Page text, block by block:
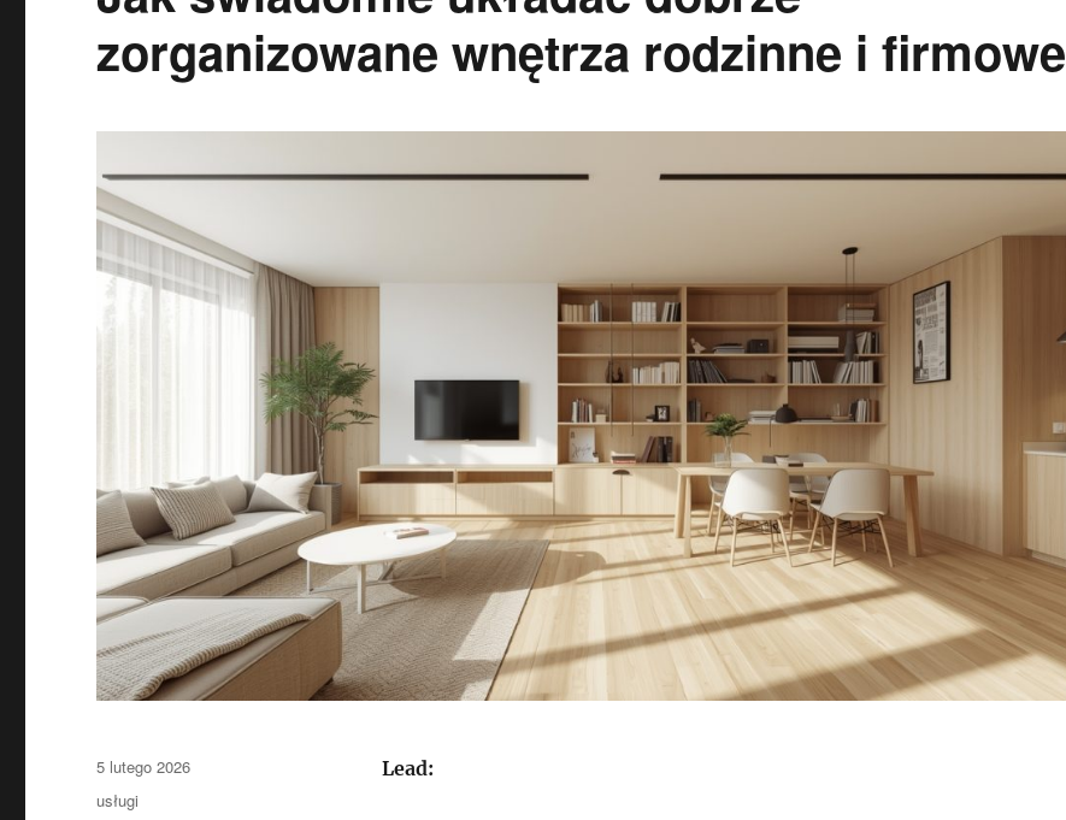
zorganizowane wnętrza rodzinne i firmowe
Lead:
Data
publikacji
5 lutego 2026
Kategorie
usługi